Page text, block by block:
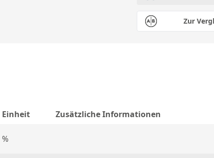
Zur
Einheit Zusätzliche Informationen
%